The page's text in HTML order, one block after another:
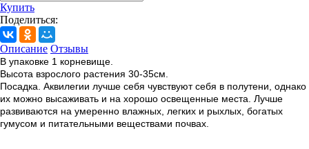
Купить
Поделиться:
Описание Отзывы
В упаковке 1 корневище.
Высота взрослого растения 30-35см.
Посадка. Аквилегии лучше себя чувствуют себя в полутени, однако
их можно высаживать и на хорошо освещенные места. Лучше
развиваются на умеренно влажных, легких и рыхлых, богатых
гумусом и питательными веществами почвах.